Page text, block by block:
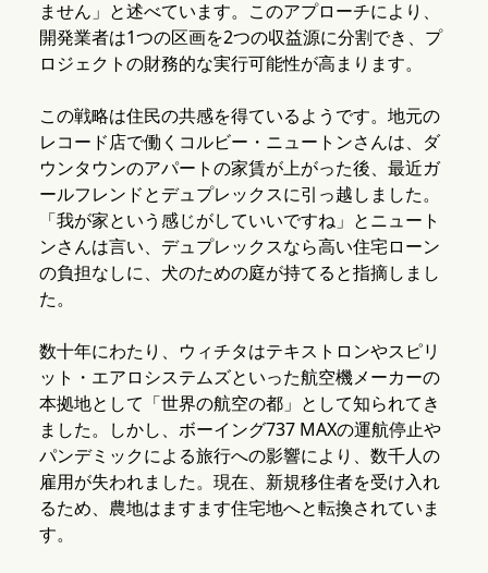
ません」と述べています。このアプローチにより、
開発業者は1つの区画を2つの収益源に分割でき、プ
ロジェクトの財務的な実行可能性が高まります。
この戦略は住民の共感を得ているようです。地元の
レコード店で働くコルビー・ニュートンさんは、ダ
ウンタウンのアパートの家賃が上がった後、最近ガ
ールフレンドとデュプレックスに引っ越しました。
「我が家という感じがしていいですね」とニュート
ンさんは言い、デュプレックスなら高い住宅ローン
の負担なしに、犬のための庭が持てると指摘しまし
た。
数十年にわたり、ウィチタはテキストロンやスピリ
ット・エアロシステムズといった航空機メーカーの
本拠地として「世界の航空の都」として知られてき
ました。しかし、ボーイング737 MAXの運航停止や
パンデミックによる旅行への影響により、数千人の
雇用が失われました。現在、新規移住者を受け入れ
るため、農地はますます住宅地へと転換されていま
す。